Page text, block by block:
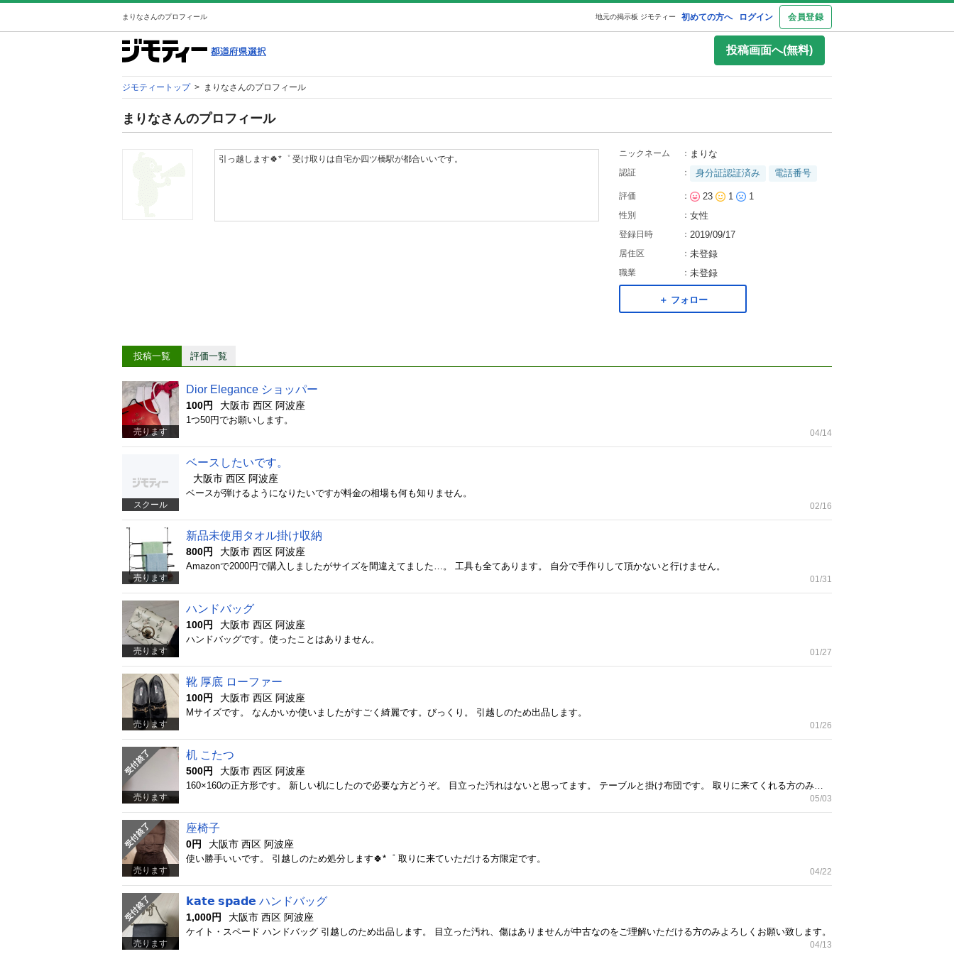
まりなさんのプロフィール 初めての方へ ログイン 会員登録
地元の掲示板 ジモティー
投稿画面へ(無料)
ジモティートップ > まりなさんのプロフィール
まりなさんのプロフィール
引っ越します🍀*゜ 受け取りは自宅か四ツ橋駅が都合いいです。
ニックネーム ： まりな
認証 ： 身分証認証済み 電話番号
評価 ： 23 1 1
性別 ： 女性
登録日時 ： 2019/09/17
居住区 ： 未登録
職業 ： 未登録
＋ フォロー
投稿一覧 評価一覧
売ります
Dior Elegance ショッパー
100円 大阪市 西区 阿波座
1つ50円でお願いします。
04/14
スクール
ベースしたいです。
大阪市 西区 阿波座
ベースが弾けるようになりたいですが料金の相場も何も知りません。
02/16
売ります
新品未使用タオル掛け収納
800円 大阪市 西区 阿波座
Amazonで2000円で購入しましたがサイズを間違えてました…。 工具も全てあります。 自分で手作りして頂かないと行けません。
01/31
売ります
ハンドバッグ
100円 大阪市 西区 阿波座
ハンドバッグです。使ったことはありません。
01/27
売ります
靴 厚底 ローファー
100円 大阪市 西区 阿波座
Mサイズです。 なんかいか使いましたがすごく綺麗です。びっくり。 引越しのため出品します。
01/26
売ります
机 こたつ
500円 大阪市 西区 阿波座
05/03
売ります
座椅子
0円 大阪市 西区 阿波座
使い勝手いいです。 引越しのため処分します🍀*゜ 取りに来ていただける方限定です。
04/22
売ります
𝗸𝗮𝘁𝗲 𝘀𝗽𝗮𝗱𝗲 ハンドバッグ
1,000円 大阪市 西区 阿波座
ケイト・スペード ハンドバッグ 引越しのため出品します。 目立った汚れ、傷はありませんが中古なのをご理解いただける方のみよろしくお願い致します。
04/13